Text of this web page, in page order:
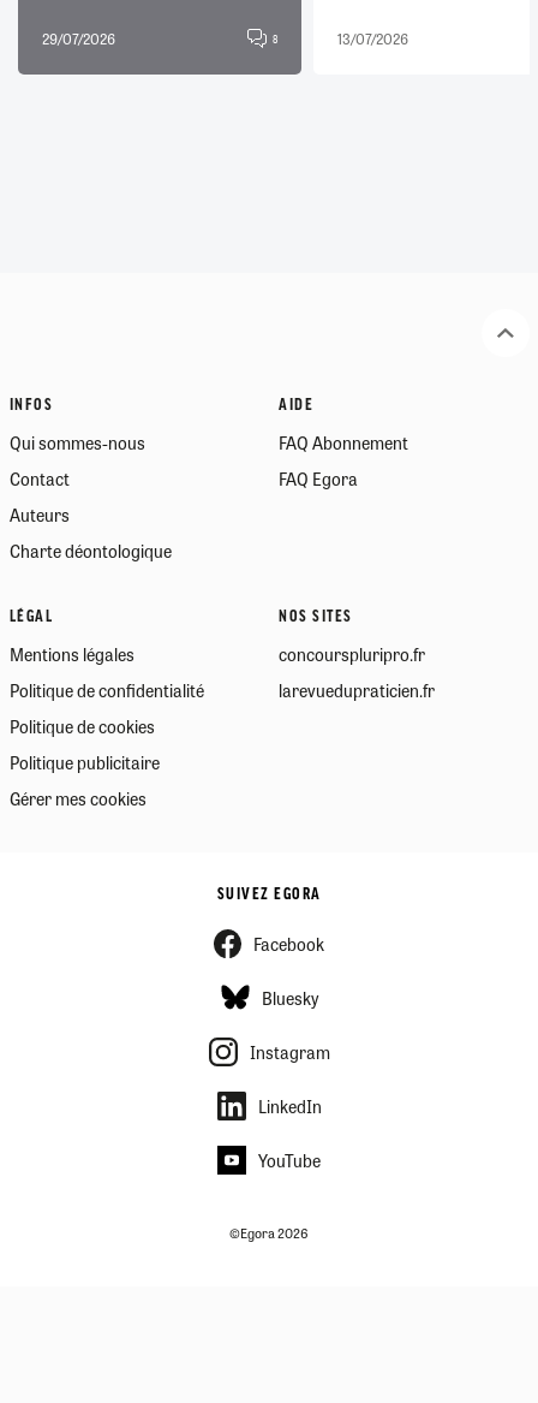
29/07/2026 8 13/07/2026
INFOS
Qui sommes-nous
Contact
Auteurs
Charte déontologique
AIDE
FAQ Abonnement
FAQ Egora
LÉGAL
Mentions légales
Politique de confidentialité
Politique de cookies
Politique publicitaire
Gérer mes cookies
NOS SITES
concourspluripro.fr
larevuedupraticien.fr
SUIVEZ EGORA
Facebook
Bluesky
Instagram
LinkedIn
YouTube
©Egora 2026